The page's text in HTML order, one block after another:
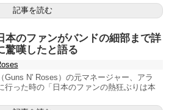
記事を読む
本のファンがバンドの細部まで詳
驚嘆したと語る
Guns N' Roses）の元マネージャー、アラ
行った時の「日本のファンの熱狂ぶりは本